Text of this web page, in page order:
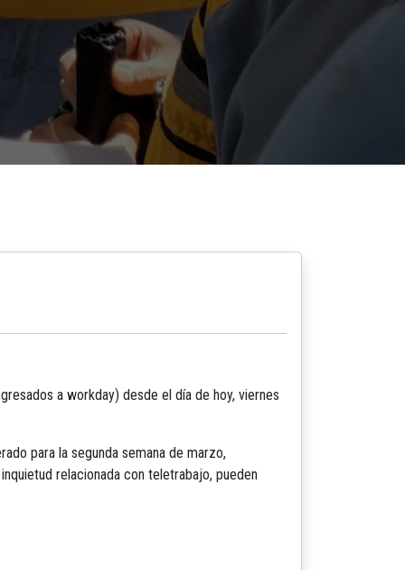
a workday) desde el día de hoy, viernes
para la segunda semana de marzo,
relacionada con teletrabajo, pueden